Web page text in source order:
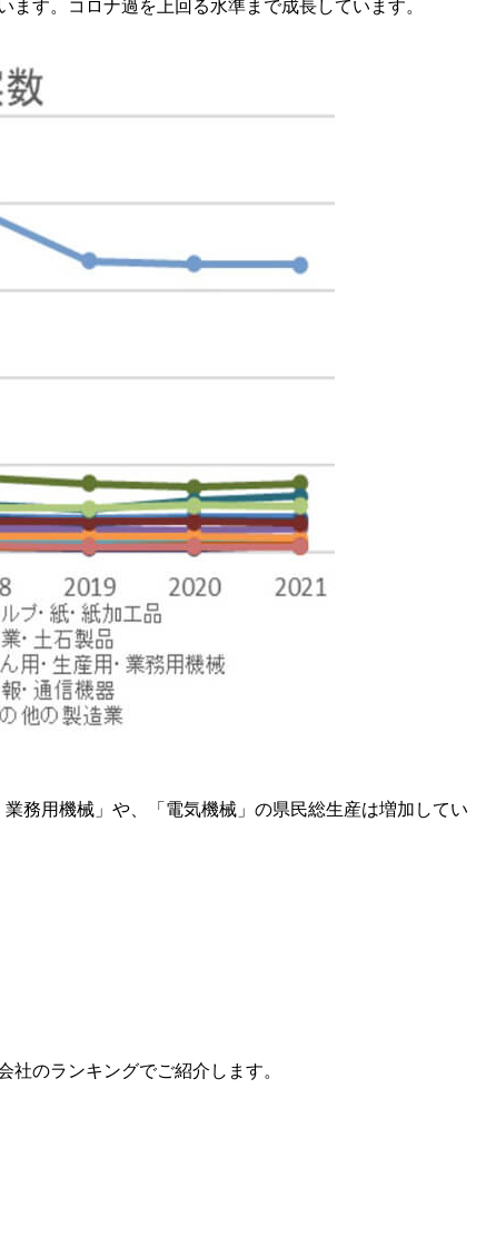
ます。コロナ過を上回る水準まで成長しています。
務用機械」や、「電気機械」の県民総生産は増加してい
のランキングでご紹介します。